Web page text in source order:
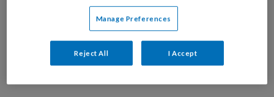
4. Bedenk hoe een eerste afspraak eruit
5. Spreek af wanneer een volgende
Manage Preferences
Reject All I Accept